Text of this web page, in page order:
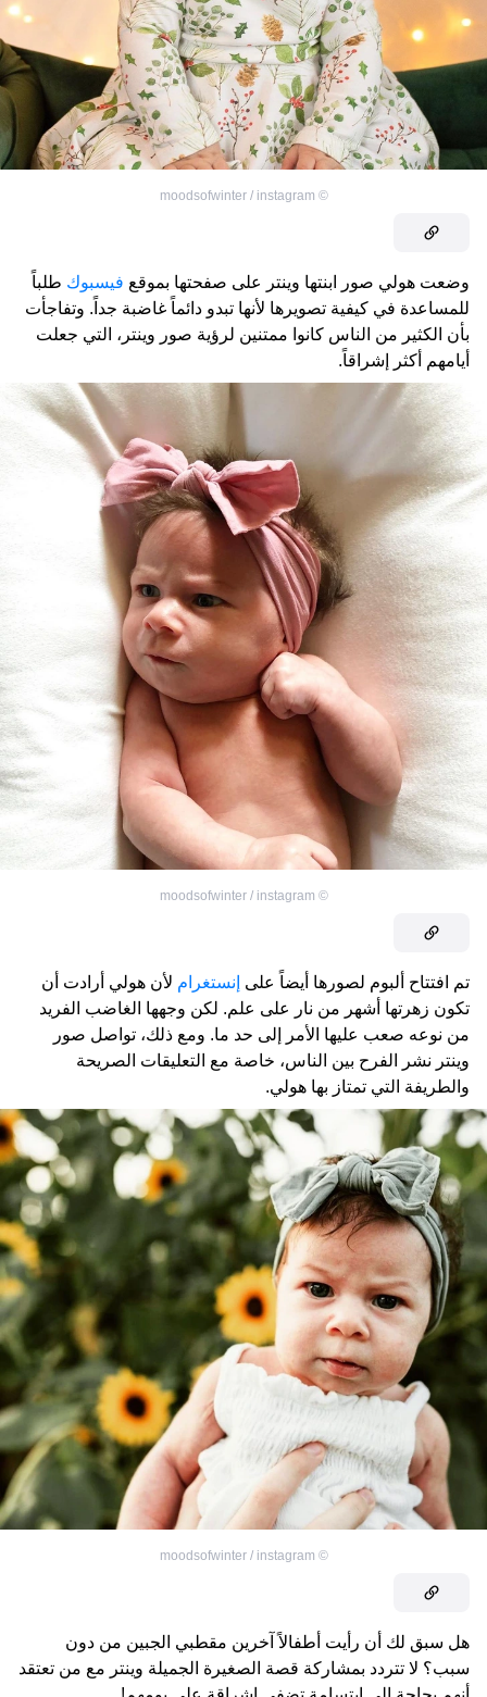
©
moodsofwinter / instagram
وضعت هولي صور ابنتها وينتر على صفحتها بموقع فيسبوك طلباً
للمساعدة في كيفية تصويرها لأنها تبدو دائماً غاضبة جداً. وتفاجأت
بأن الكثير من الناس كانوا ممتنين لرؤية صور وينتر، التي جعلت
أيامهم أكثر إشراقاً.
©
moodsofwinter / instagram
تم افتتاح ألبوم لصورها أيضاً على إنستغرام لأن هولي أرادت أن
تكون زهرتها أشهر من نار على علم. لكن وجهها الغاضب الفريد
من نوعه صعب عليها الأمر إلى حد ما. ومع ذلك، تواصل صور
وينتر نشر الفرح بين الناس، خاصة مع التعليقات الصريحة
والطريفة التي تمتاز بها هولي.
©
moodsofwinter / instagram
هل سبق لك أن رأيت أطفالاً آخرين مقطبي الجبين من دون
سبب؟ لا تتردد بمشاركة قصة الصغيرة الجميلة وينتر مع من تعتقد